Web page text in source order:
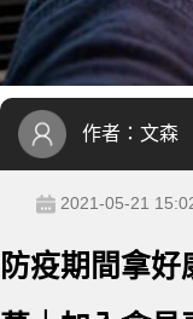
作者： 文森
2021-05-21
防疫期間拿好